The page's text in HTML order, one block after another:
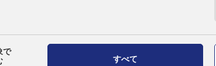
で
すべて